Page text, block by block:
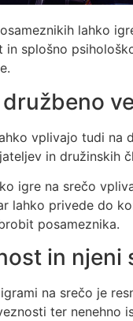
lahko
in splošno
vplivajo tudi na
in družinskih
igre na srečo
lahko privede do
posameznika.
in njeni
na srečo je
ter nenehno